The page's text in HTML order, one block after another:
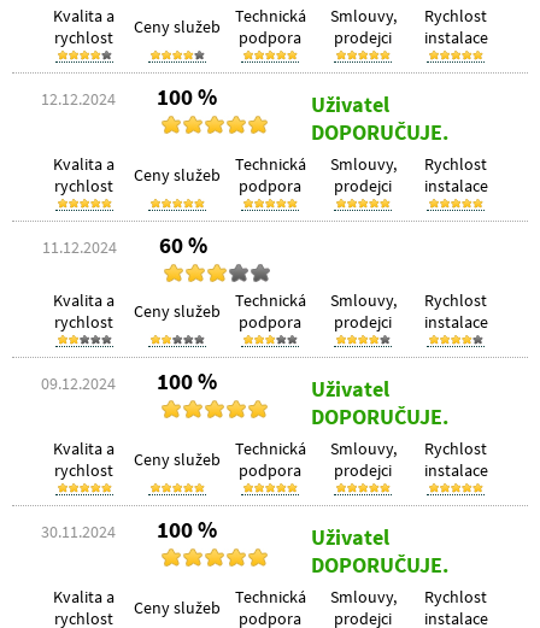
Kvalita a
rychlost
Ceny služeb
Technická
podpora
Smlouvy,
prodejci
Rychlost
instalace
12.12.2024 100 %
Uživatel
DOPORUČUJE.
Kvalita a
rychlost
Ceny služeb
Technická
podpora
Smlouvy,
prodejci
Rychlost
instalace
11.12.2024 60 %
Kvalita a
rychlost
Ceny služeb
Technická
podpora
Smlouvy,
prodejci
Rychlost
instalace
09.12.2024 100 %
Uživatel
DOPORUČUJE.
Kvalita a
rychlost
Ceny služeb
Technická
podpora
Smlouvy,
prodejci
Rychlost
instalace
30.11.2024 100 %
Uživatel
DOPORUČUJE.
Kvalita a
rychlost
Ceny služeb
Technická
podpora
Smlouvy,
prodejci
Rychlost
instalace